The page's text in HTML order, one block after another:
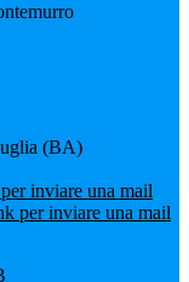
(BA)
inviare una mail
per inviare una mail